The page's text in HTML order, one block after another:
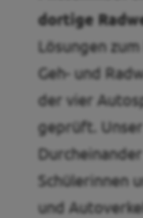
dortige
Lösungen
Geh- und
der vier
geprüft.
Schülerinnen
und